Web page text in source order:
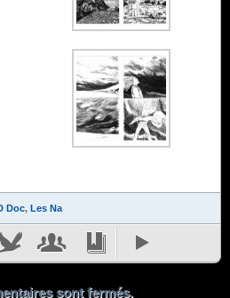
Doc, Les Na
sont fermés.